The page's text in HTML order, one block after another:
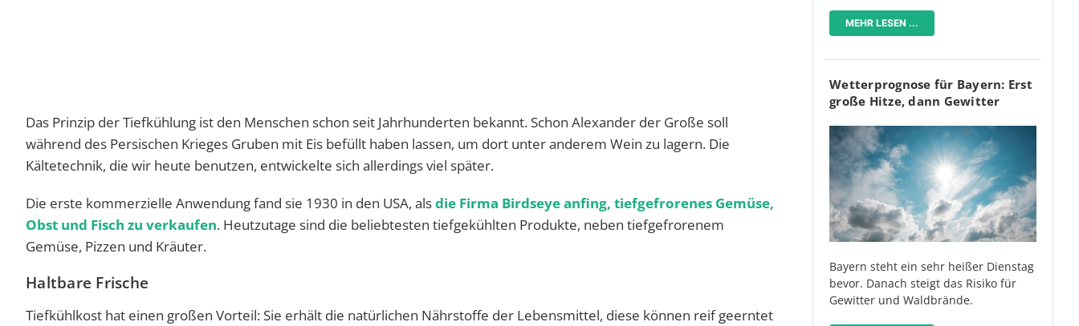
Das Prinzip der Tiefkühlung ist den Menschen schon seit Jahrhunderten bekannt. Schon Alexander der Große soll
während des Persischen Krieges Gruben mit Eis befüllt haben lassen, um dort unter anderem Wein zu lagern. Die
Kältetechnik, die wir heute benutzen, entwickelte sich allerdings viel später.
Die erste kommerzielle Anwendung fand sie 1930 in den USA, alsdie Firma Birdseye anfing, tiefgefrorenes Gemüse,
Obst und Fisch zu verkaufen. Heutzutage sind die beliebtesten tiefgekühlten Produkte, neben tiefgefrorenem
Gemüse, Pizzen und Kräuter.
Haltbare Frische
Tiefkühlkost hat einen großen Vorteil: Sie erhält die natürlichen Nährstoffe der Lebensmittel, diese können reif geerntet
MEHR LESEN ...
Wetterprognose für Bayern: Erst
große Hitze, dann Gewitter
Bayern steht ein sehr heißer Dienstag
bevor. Danach steigt das Risiko für
Gewitter und Waldbrände.